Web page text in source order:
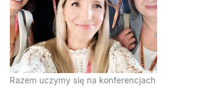
Razem uczymy się na konferencjach